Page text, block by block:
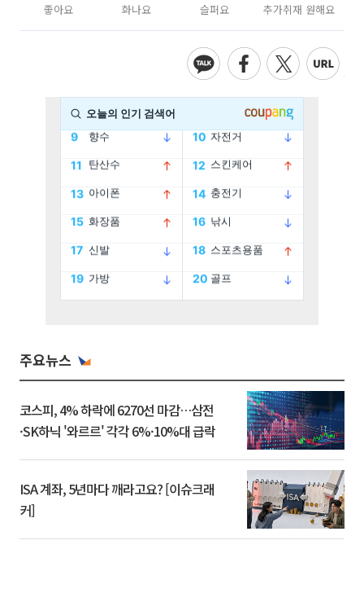
좋아요 화나요 슬퍼요 추가취재 원해요
주요뉴스
코스피, 4% 하락에 6270선 마감…삼전
·SK하닉 '와르르' 각각 6%·10%대 급락
ISA 계좌, 5년마다 깨라고요? [이슈크래
커]